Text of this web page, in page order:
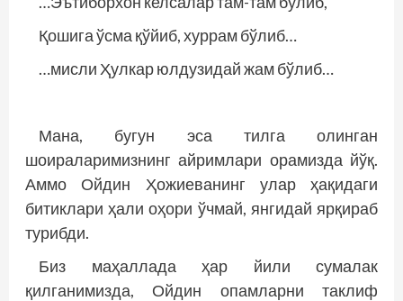
Қошига ўсма қўйиб, хуррам бўлиб…
…мисли Ҳулкар юлдузидай жам бўлиб…
Мана, бугун эса тилга олинган
шоираларимизнинг айримлари орамизда йўқ.
Аммо Ойдин Ҳожиеванинг улар ҳақидаги
битиклари ҳали оҳори ўчмай, янгидай ярқираб
турибди.
Биз маҳаллада ҳар йили сумалак
қилганимизда, Ойдин опамларни таклиф